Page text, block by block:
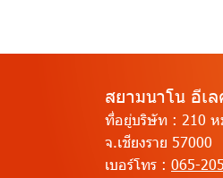
สยามนาโน อีเ
ที่อยู่บริษัท : 210 ห
จ.เชียงราย 57000
เบอร์โทร : 065-